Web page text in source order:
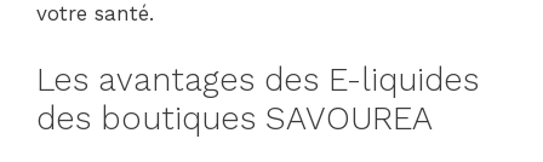
votre santé.
Les avantages des E-liquides
des boutiques SAVOUREA